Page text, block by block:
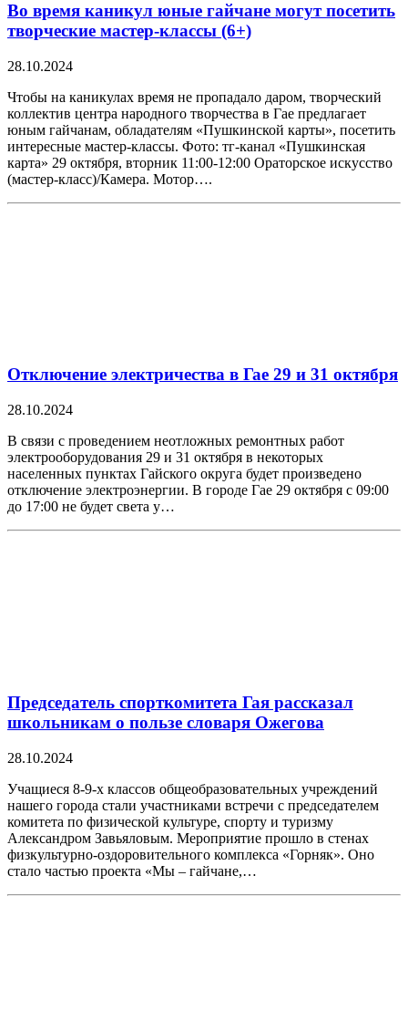
Во время каникул юные гайчане могут посетить
творческие мастер-классы (6+)
28.10.2024
Чтобы на каникулах время не пропадало даром, творческий
коллектив центра народного творчества в Гае предлагает
юным гайчанам, обладателям «Пушкинской карты», посетить
интересные мастер-классы. Фото: тг-канал «Пушкинская
карта» 29 октября, вторник 11:00-12:00 Ораторское искусство
(мастер-класс)/Камера. Мотор….
Отключение электричества в Гае 29 и 31 октября
28.10.2024
В связи с проведением неотложных ремонтных работ
электрооборудования 29 и 31 октября в некоторых
населенных пунктах Гайского округа будет произведено
отключение электроэнергии. В городе Гае 29 октября с 09:00
до 17:00 не будет света у…
Председатель спорткомитета Гая рассказал
школьникам о пользе словаря Ожегова
28.10.2024
Учащиеся 8-9-х классов общеобразовательных учреждений
нашего города стали участниками встречи с председателем
комитета по физической культуре, спорту и туризму
Александром Завьяловым. Мероприятие прошло в стенах
физкультурно-оздоровительного комплекса «Горняк». Оно
стало частью проекта «Мы – гайчане,…